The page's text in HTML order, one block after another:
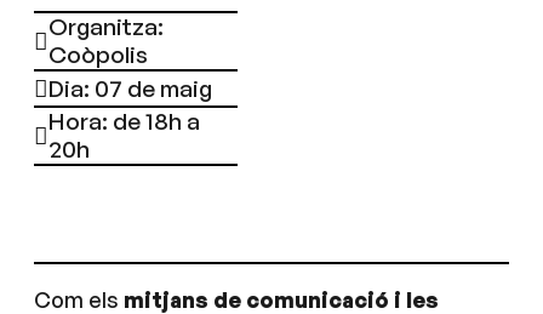
Organitza:
Coòpolis
Dia: 07 de maig
Hora: de 18h a
20h
Com els mitjans de comunicació i les